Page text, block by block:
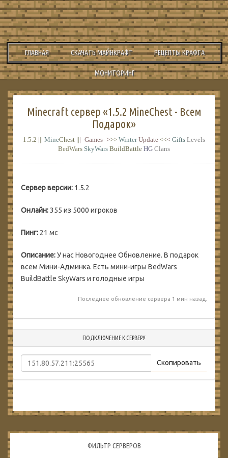
ГЛАВНАЯ СКАЧАТЬ МАЙНКРАФТ РЕЦЕПТЫ КРАФТА
МОНИТОРИНГ
Minecraft сервер «1.5.2 MineChest - Всем
Подарок»
1.5.2 ||| MineChest ||| -Games- >>> Winter Update <<< Gifts Levels
BedWars SkyWars BuildBattle HG Clans
Сервер версии: 1.5.2
Онлайн:355 из 5000 игроков
Пинг: 21 мс
Описание:У нас Новогоднее Обновление. В подарок
всем Мини-Админка. Есть мини-игры BedWars
BuildBattle SkyWars и голодные игры
Последнее обновление сервера 1 мин назад.
ПОДКЛЮЧЕНИЕ К СЕРВЕРУ
Скопировать
ФИЛЬТР СЕРВЕРОВ